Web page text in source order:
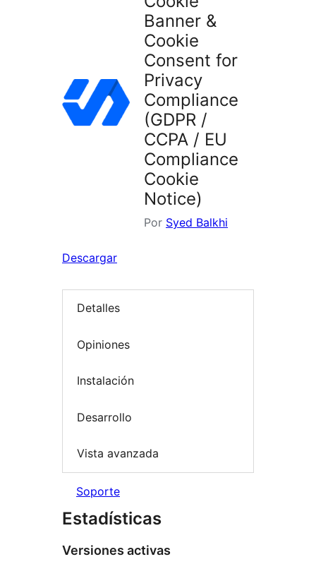
Banner &
Cookie
Consent for
Privacy
Compliance
(GDPR /
CCPA / EU
Compliance
Cookie
Notice)
Por Syed Balkhi
Descargar
Detalles
Opiniones
Instalación
Desarrollo
Vista avanzada
Soporte
Estadísticas
Versiones activas